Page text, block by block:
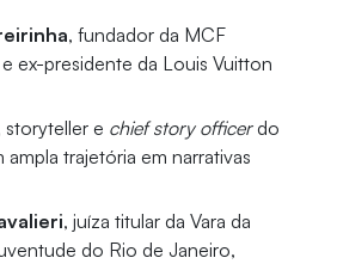
, fundador da MCF
ex-presidente da Louis Vuitton
storyteller e chief story officerdo
trajetória em narrativas
, juíza titular da Vara da
do Rio de Janeiro,